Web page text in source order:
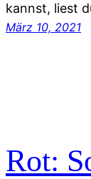
kannst, liest
März 10, 2021
Rot: